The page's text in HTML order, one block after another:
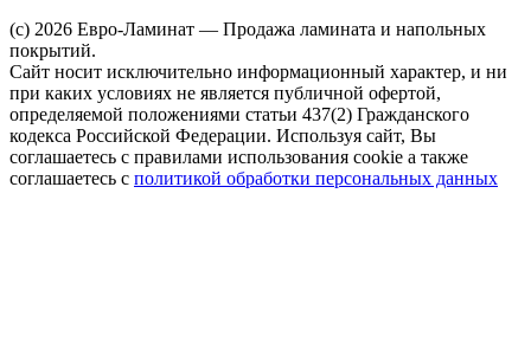
(c) 2026 Евро-Ламинат — Продажа ламината и напольных
покрытий.
Сайт носит исключительно информационный характер, и ни
при каких условиях не является публичной офертой,
определяемой положениями статьи 437(2) Гражданского
кодекса Российской Федерации. Используя сайт, Вы
соглашаетесь с правилами использования cookie а также
соглашаетесь с политикой обработки персональных данных